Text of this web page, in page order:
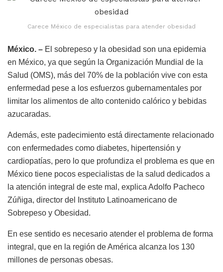
Carece México de especialistas para atender obesidad
México. – El sobrepeso y la obesidad son una epidemia
en México, ya que según la Organización Mundial de la
Salud (OMS), más del 70% de la población vive con esta
enfermedad pese a los esfuerzos gubernamentales por
limitar los alimentos de alto contenido calórico y bebidas
azucaradas.
Además, este padecimiento está directamente relacionado
con enfermedades como diabetes, hipertensión y
cardiopatías, pero lo que profundiza el problema es que en
México tiene pocos especialistas de la salud dedicados a
la atención integral de este mal, explica Adolfo Pacheco
Zúñiga, director del Instituto Latinoamericano de
Sobrepeso y Obesidad.
En ese sentido es necesario atender el problema de forma
integral, que en la región de América alcanza los 130
millones de personas obesas.